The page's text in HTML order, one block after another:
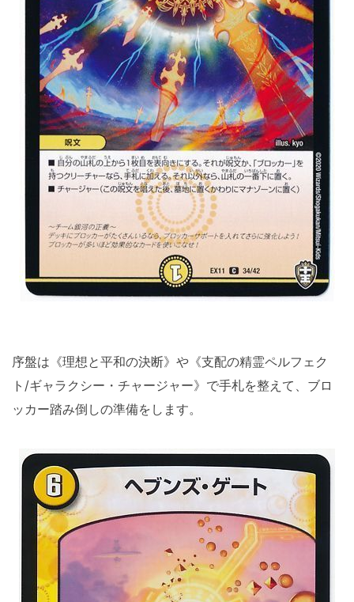
序盤は《理想と平和の決断》や《支配の精霊ペルフェク
ト/ギャラクシー・チャージャー》で手札を整えて、ブロ
ッカー踏み倒しの準備をします。